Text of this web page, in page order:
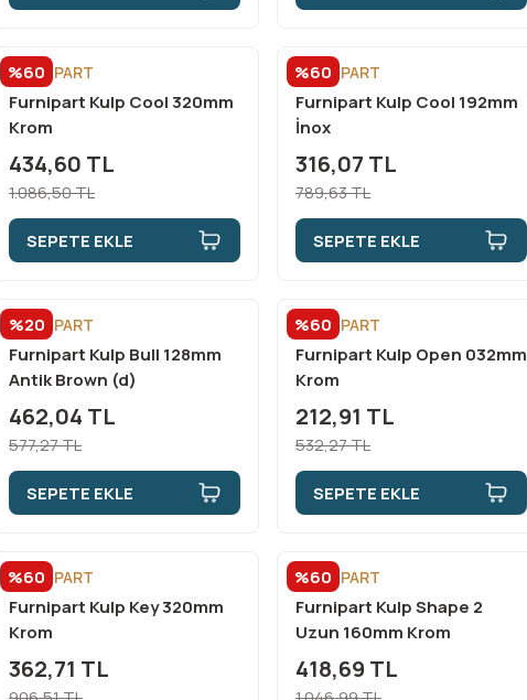
%60
FURNİPART
Furnipart Kulp Cool 320mm
Krom
434,60 TL
1.086,50 TL
SEPETE EKLE
%60
FURNİPART
Furnipart Kulp Cool 192mm
İnox
316,07 TL
789,63 TL
SEPETE EKLE
%20
FURNİPART
Furnipart Kulp Bull 128mm
Antik Brown (d)
462,04 TL
577,27 TL
SEPETE EKLE
%60
FURNİPART
Furnipart Kulp Open 032mm
Krom
212,91 TL
532,27 TL
SEPETE EKLE
%60
FURNİPART
Furnipart Kulp Key 320mm
Krom
362,71 TL
%60
FURNİPART
Furnipart Kulp Shape 2
Uzun 160mm Krom
418,69 TL